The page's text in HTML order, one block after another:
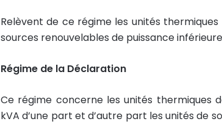
Relèvent de ce régime les unités
sources renouvelables de puissance
Régime de la Déclaration
Ce régime concerne les unités thermiques
kVA d’une part et d’autre part les unités de